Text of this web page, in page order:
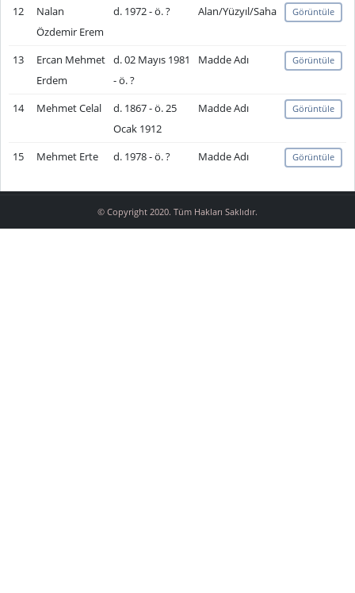
12
Nalan
Özdemir Erem
d. 1972 - ö. ? Alan/Yüzyıl/Saha Görüntüle
13
Ercan Mehmet
Erdem
d. 02 Mayıs 1981
- ö. ?
Madde Adı Görüntüle
14 Mehmet Celal
d. 1867 - ö. 25
Ocak 1912
Madde Adı Görüntüle
15 Mehmet Erte d. 1978 - ö. ? Madde Adı Görüntüle
© Copyright 2020. Tüm Hakları Saklıdır.